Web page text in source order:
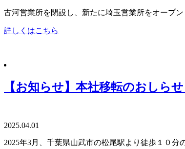
古河営業所を閉設し、新たに埼玉営業所をオープ
詳しくはこちら
【お知らせ】本社移転のおしらせ
2025.04.01
2025年3月、千葉県山武市の松尾駅より徒歩１０